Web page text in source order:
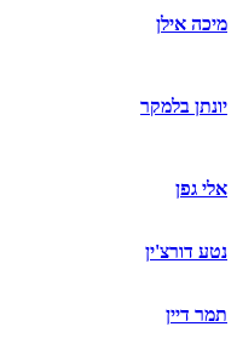
מיכה אילן
יונתן בלמקר
אלי גפן
נטע דורצ'ין
תמר דיין